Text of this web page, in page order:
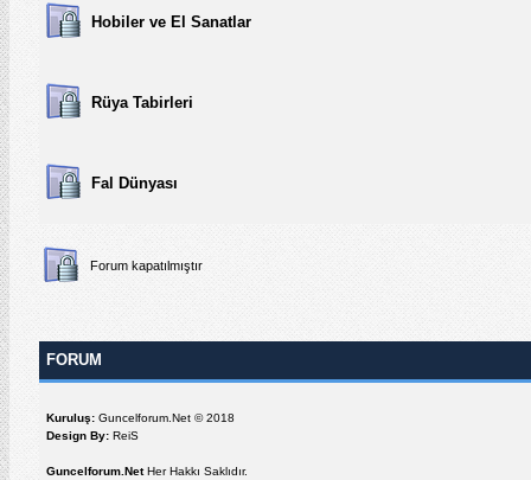
Hobiler ve El Sanatlar
Rüya Tabirleri
Fal Dünyası
Forum kapatılmıştır
FORUM
Kuruluş: Guncelforum.Net © 2018
Design By: ReiS
Guncelforum.NetHer Hakkı Saklıdır.